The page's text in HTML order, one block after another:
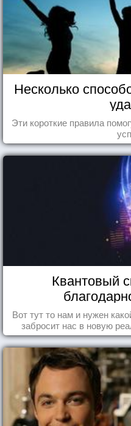
Несколько
Эти короткие правила
Квантовый
Вот тут то нам и нужен
забросит нас в новую